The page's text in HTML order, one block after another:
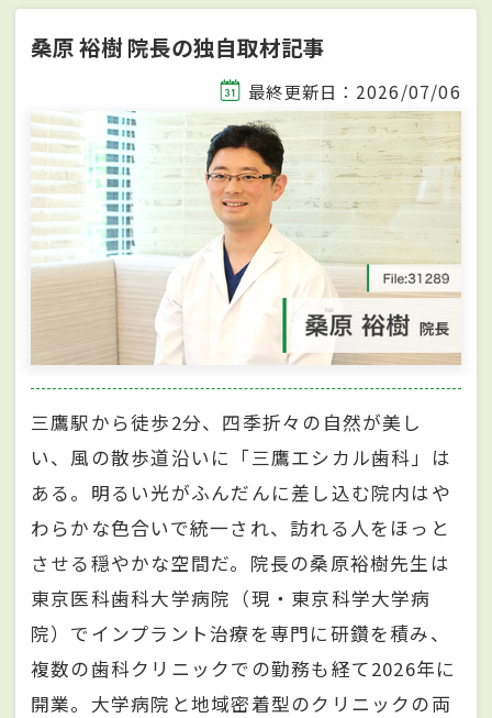
桑原 裕樹 院長の独自取材記事
最終更新日：2026/07/06
三鷹駅から徒歩2分、四季折々の自然が美し
い、風の散歩道沿いに「三鷹エシカル歯科」は
ある。明るい光がふんだんに差し込む院内はや
わらかな色合いで統一され、訪れる人をほっと
させる穏やかな空間だ。院長の桑原裕樹先生は
東京医科歯科大学病院（現・東京科学大学病
院）でインプラント治療を専門に研鑽を積み、
複数の歯科クリニックでの勤務も経て2026年に
開業。大学病院と地域密着型のクリニックの両